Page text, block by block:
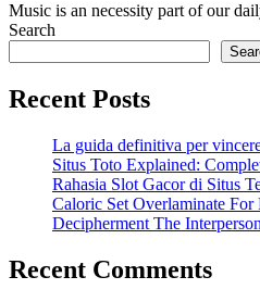
Music is an necessity part of our
Search
Recent Posts
La guida definitiva per
Situs Toto Explained:
Rahasia Slot Gacor di Situs
Caloric Set Overlaminate
Decipherment The
Recent Comments